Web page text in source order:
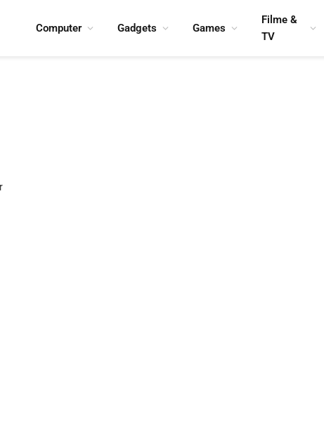
Computer Gadgets Games
Filme &
TV